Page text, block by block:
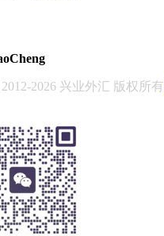
2026 兴业外汇 版权所有